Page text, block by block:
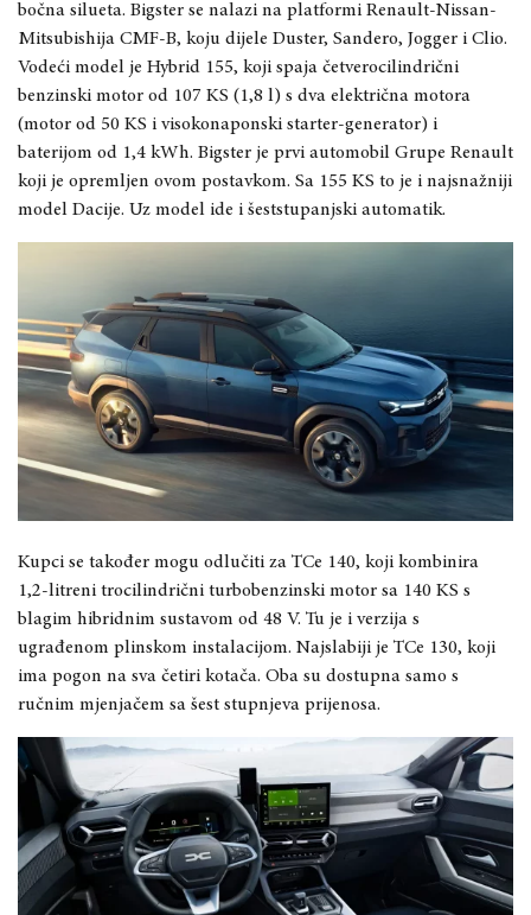
bočna silueta. Bigster se nalazi na platformi Renault-Nissan-
Mitsubishija CMF-B, koju dijele Duster, Sandero, Jogger i Clio.
Vodeći model je Hybrid 155, koji spaja četverocilindrični
benzinski motor od 107 KS (1,8 l) s dva električna motora
(motor od 50 KS i visokonaponski starter-generator) i
baterijom od 1,4 kWh. Bigster je prvi automobil Grupe Renault
koji je opremljen ovom postavkom. Sa 155 KS to je i najsnažniji
model Dacije. Uz model ide i šeststupanjski automatik.
Kupci se također mogu odlučiti za TCe 140, koji kombinira
1,2-litreni trocilindrični turbobenzinski motor sa 140 KS s
blagim hibridnim sustavom od 48 V. Tu je i verzija s
ugrađenom plinskom instalacijom. Najslabiji je TCe 130, koji
ima pogon na sva četiri kotača. Oba su dostupna samo s
ručnim mjenjačem sa šest stupnjeva prijenosa.